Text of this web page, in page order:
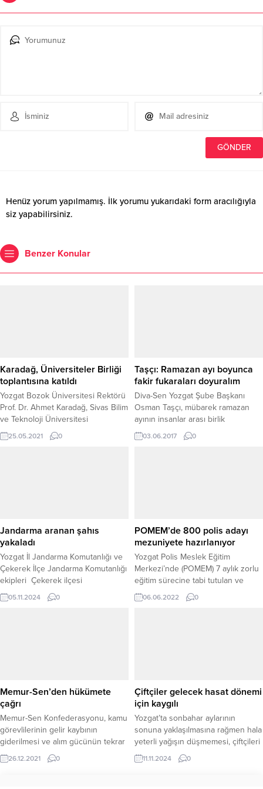
Henüz yorum yapılmamış. İlk yorumu yukarıdaki form aracılığıyla
siz yapabilirsiniz.
Benzer Konular
Karadağ, Üniversiteler Birliği
toplantısına katıldı
Yozgat Bozok Üniversitesi Rektörü
Prof. Dr. Ahmet Karadağ, Sivas Bilim
ve Teknoloji Üniversitesi
koordinesinde ve ev sahipliğinde
yapılan Anadolu Üniversiteleri
25.05.2021 0
Taşçı: Ramazan ayı boyunca
fakir fukaraları doyuralım
Diva-Sen Yozgat Şube Başkanı
Osman Taşçı, mübarek ramazan
ayının insanlar arası birlik
beraberlik ve kardeşlik
duygularının en yoğun olarak
03.06.2017 0
Jandarma aranan şahıs
yakaladı
Yozgat İl Jandarma Komutanlığı ve
Çekerek İlçe Jandarma Komutanlığı
ekipleri Çekerek ilçesi
mahallesinde gerçekleştirilen
operasyon sonucu, hakkında
operasyon neticesinde, aranan
şahıs Çekerek ilçesinde
saklandığı...
05.11.2024 0
POMEM’de 800 polis adayı
mezuniyete hazırlanıyor
Yozgat Polis Meslek Eğitim
Merkezi’nde (POMEM) 7 aylık zorlu
eğitim sürecine tabi tutulan ve
mesleğe en iyi şekilde hazırlanan
yaklaşık 800 polis adayı mezuniyet
06.06.2022 0
Memur-Sen’den hükümete
çağrı
Memur-Sen Konfederasyonu, kamu
görevlilerinin gelir kaybının
giderilmesi ve alım gücünün tekrar
yükseltilmesi için hükümete çağrıda
bulundu
26.12.2021 0
Çiftçiler gelecek hasat dönemi
için kaygılı
Yozgat’ta sonbahar aylarının
sonuna yaklaşılmasına rağmen hala
yeterli yağışın düşmemesi, çiftçileri
ciddi bir şekilde endişelendiriyor.
Son yılların en kurak sonbahar
11.11.2024 0